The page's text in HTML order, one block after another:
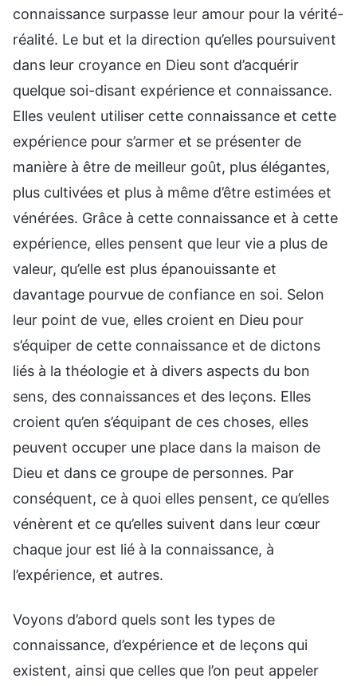
connaissance surpasse leur amour pour la vérité-
réalité. Le but et la direction qu’elles poursuivent
dans leur croyance en Dieu sont d’acquérir
quelque soi-disant expérience et connaissance.
Elles veulent utiliser cette connaissance et cette
expérience pour s’armer et se présenter de
manière à être de meilleur goût, plus élégantes,
plus cultivées et plus à même d’être estimées et
vénérées. Grâce à cette connaissance et à cette
expérience, elles pensent que leur vie a plus de
valeur, qu’elle est plus épanouissante et
davantage pourvue de confiance en soi. Selon
leur point de vue, elles croient en Dieu pour
s’équiper de cette connaissance et de dictons
liés à la théologie et à divers aspects du bon
sens, des connaissances et des leçons. Elles
croient qu’en s’équipant de ces choses, elles
peuvent occuper une place dans la maison de
Dieu et dans ce groupe de personnes. Par
conséquent, ce à quoi elles pensent, ce qu’elles
vénèrent et ce qu’elles suivent dans leur cœur
chaque jour est lié à la connaissance, à
l’expérience, et autres.
Voyons d’abord quels sont les types de
connaissance, d’expérience et de leçons qui
existent, ainsi que celles que l’on peut appeler